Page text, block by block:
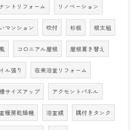
ントリフォーム リノベーション
マンション 吹付 杉板 根太組
コロニアル屋根 屋根葺き替え
ル張り 在来浴室リフォーム
サイズアップ アクセントパネル
暖房乾燥機 浴室鏡 隅付きタンク